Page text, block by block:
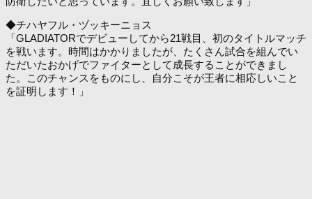
◆チハヤフル・ヅッキーニョス
「GLADIATORでデビューしてから21戦目、初のタイトルマッチ
を戦います。時間はかかりましたが、たくさん試合を組んでい
ただいたおかげでファイターとして成長することができまし
た。このチャンスをものにし、自分こそが王者に相応しいこと
を証明します！」